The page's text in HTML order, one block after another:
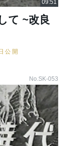
て ~改良
公開
No.SK-053